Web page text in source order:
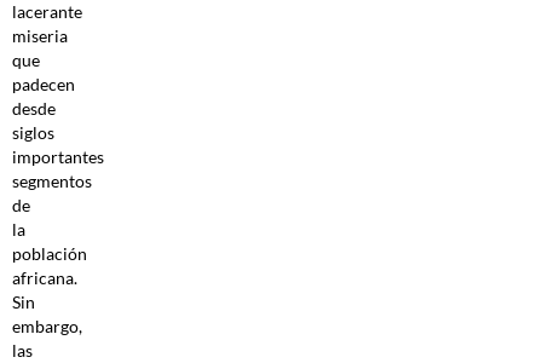
lacerante
miseria
que
padecen
desde
siglos
importantes
segmentos
de
la
población
africana.
Sin
embargo,
las